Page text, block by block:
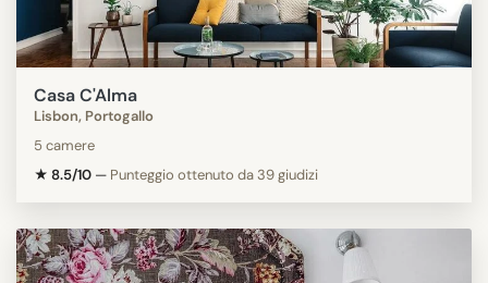
Casa C'Alma
Lisbon, Portogallo
5 camere
★ 8.5/10 — Punteggio ottenuto da 39 giudizi